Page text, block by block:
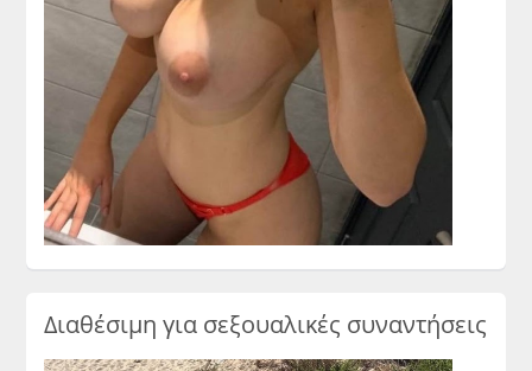
Διαθέσιμη για σεξουαλικές συναντήσεις